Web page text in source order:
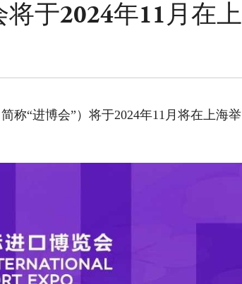
于2024年11月在上
称“进博会”）将于2024年11月将在上海举